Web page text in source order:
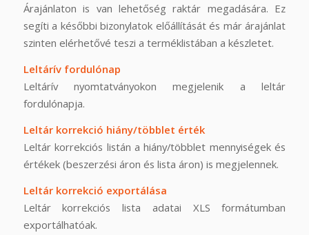
Árajánlaton is van lehetőség raktár megadására. Ez
segíti a későbbi bizonylatok előállítását és már árajánlat
szinten elérhetővé teszi a terméklistában a készletet.
Leltárív fordulónap
Leltárív nyomtatványokon megjelenik a leltár
fordulónapja.
Leltár korrekció hiány/többlet érték
Leltár korrekciós listán a hiány/többlet mennyiségek és
értékek (beszerzési áron és lista áron) is megjelennek.
Leltár korrekció exportálása
Leltár korrekciós lista adatai XLS formátumban
exportálhatóak.